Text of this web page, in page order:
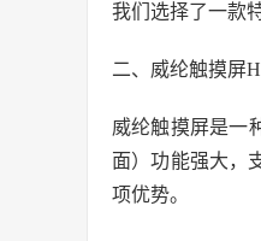
我们选择了一款
二、威纶触摸屏
威纶触摸屏是一
面）功能强大，
项优势。